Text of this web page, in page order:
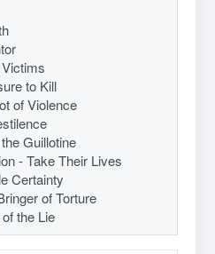
to Kill
of Violence
Guillotine
- Take Their Lives
Certainty
of Torture
the Lie